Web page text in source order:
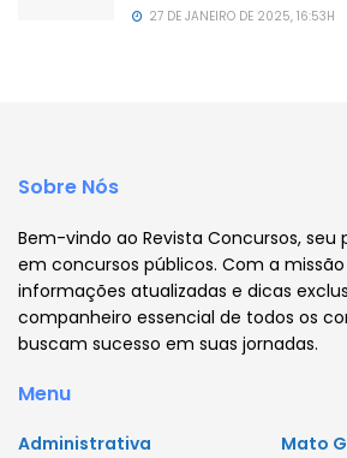
27 DE JANEIRO DE 2025, 16:53H
Sobre Nós
Bem-vindo ao Revista Concursos, seu
em concursos públicos. Com a
informações atualizadas e dicas
companheiro essencial de todos os
buscam sucesso em suas jornadas.
Menu
Administrativa
Mato